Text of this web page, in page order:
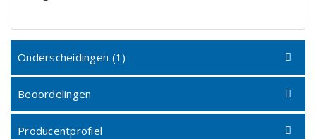
Onderscheidingen (1)
Beoordelingen
Producentprofiel